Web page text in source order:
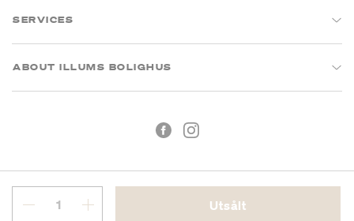
Utsålt
SERVICES
ABOUT ILLUMS BOLIGHUS